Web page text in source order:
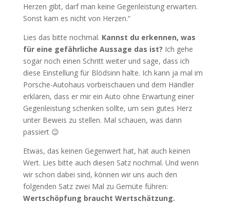
Herzen gibt, darf man keine Gegenleistung erwarten.
Sonst kam es nicht von Herzen.“
Lies das bitte nochmal. Kannst du erkennen, was
für eine gefährliche Aussage das ist? Ich gehe
sogar noch einen Schritt weiter und sage, dass ich
diese Einstellung für Blödsinn halte. Ich kann ja mal im
Porsche-Autohaus vorbeischauen und dem Händler
erklären, dass er mir ein Auto ohne Erwartung einer
Gegenleistung schenken sollte, um sein gutes Herz
unter Beweis zu stellen. Mal schauen, was dann
passiert 😉
Etwas, das keinen Gegenwert hat, hat auch keinen
Wert. Lies bitte auch diesen Satz nochmal. Und wenn
wir schon dabei sind, können wir uns auch den
folgenden Satz zwei Mal zu Gemüte führen:
Wertschöpfung braucht Wertschätzung.